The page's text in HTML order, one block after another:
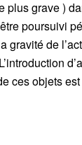
grave )
poursuivi
de
ces objets